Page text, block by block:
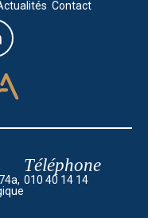
Contact
Téléphone
010 40 14 14